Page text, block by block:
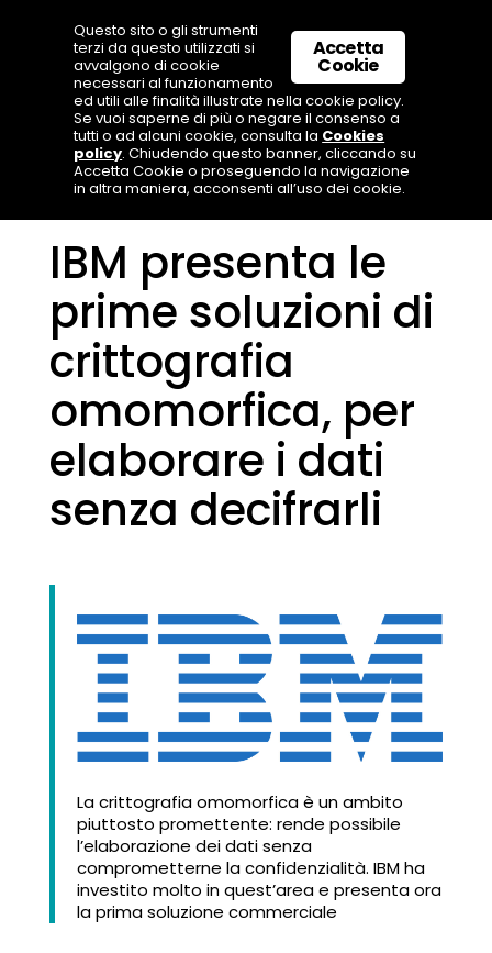
IBM presenta le
prime soluzioni di
crittografia
omomorfica, per
elaborare i dati
senza decifrarli
La crittografia omomorfica è un ambito
piuttosto promettente: rende possibile
l’elaborazione dei dati senza
comprometterne la confidenzialità. IBM ha
investito molto in quest’area e presenta ora
la prima soluzione commerciale
Accetta
Cookie
Questo sito o gli strumenti
terzi da questo utilizzati si
avvalgono di cookie
necessari al funzionamento
ed utili alle finalità illustrate nella cookie policy.
Se vuoi saperne di più o negare il consenso a
tutti o ad alcuni cookie, consulta la Cookies
policy. Chiudendo questo banner, cliccando su
Accetta Cookie o proseguendo la navigazione
in altra maniera, acconsenti all’uso dei cookie.